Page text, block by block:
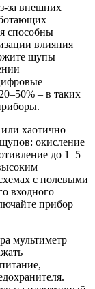
за внешних
способны
влияния
щупы
– в таких
хаотично
окисление
до 1–5
с полевыми
входного
прибор
мультиметр